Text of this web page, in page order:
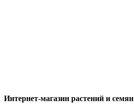
Интернет-магазин растений и семян